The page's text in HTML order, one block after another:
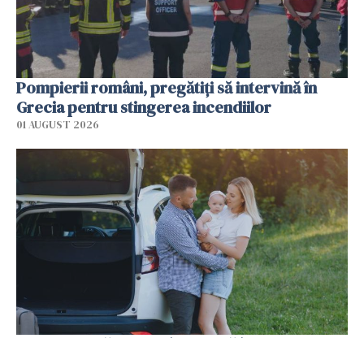
Pompierii români, pregătiţi să intervină în
Grecia pentru stingerea incendiilor
01 AUGUST 2026